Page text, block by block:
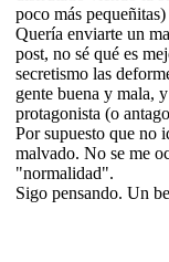
poco más pequeñitas)
Quería enviarte un
post, no sé qué es
secretismo las
gente buena y mala,
protagonista (o
Por supuesto que no
malvado. No se me
"normalidad".
Sigo pensando. Un